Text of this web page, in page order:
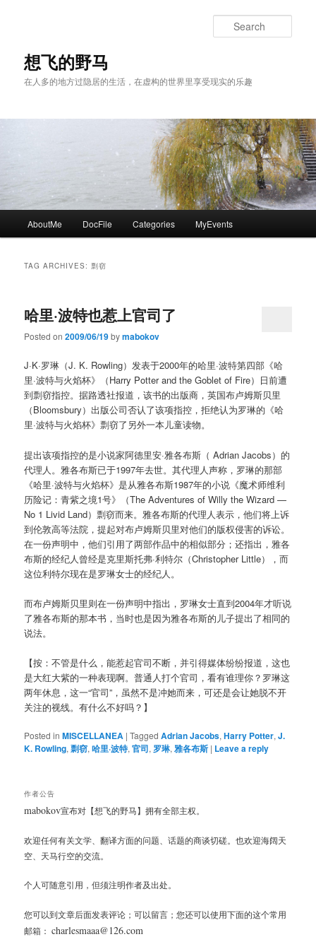
content
content想飞的野马
在人多的地方过隐居的生活，在虚构的世界里享受现实的乐趣
AboutMe DocFile Categories MyEvents
TAG ARCHIVES:剽窃
哈里·波特也惹上官司了
Posted on2009/06/19bymabokov
J·K·罗琳（J. K. Rowling）发表于2000年的哈里·波特第四部《哈
里·波特与火焰杯》（Harry Potter and the Goblet of Fire）日前遭
到剽窃指控。据路透社报道，该书的出版商，英国布卢姆斯贝里
（Bloomsbury）出版公司否认了该项指控，拒绝认为罗琳的《哈
里·波特与火焰杯》剽窃了另外一本儿童读物。
提出该项指控的是小说家阿德里安·雅各布斯（ Adrian Jacobs）的
代理人。雅各布斯已于1997年去世。其代理人声称，罗琳的那部
《哈里·波特与火焰杯》是从雅各布斯1987年的小说《魔术师维利
历险记：青紫之境1号》（The Adventures of Willy the Wizard —
No 1 Livid Land）剽窃而来。雅各布斯的代理人表示，他们将上诉
到伦敦高等法院，提起对布卢姆斯贝里对他们的版权侵害的诉讼。
在一份声明中，他们引用了两部作品中的相似部分；还指出，雅各
布斯的经纪人曾经是克里斯托弗·利特尔（Christopher Little），而
这位利特尔现在是罗琳女士的经纪人。
而布卢姆斯贝里则在一份声明中指出，罗琳女士直到2004年才听说
了雅各布斯的那本书，当时也是因为雅各布斯的儿子提出了相同的
说法。
【按：不管是什么，能惹起官司不断，并引得媒体纷纷报道，这也
是大红大紫的一种表现啊。普通人打个官司，看有谁理你？罗琳这
两年休息，这一“官司”，虽然不是冲她而来，可还是会让她脱不开
关注的视线。有什么不好吗？】
Posted in MISCELLANEA |Tagged Adrian Jacobs,Harry Potter,J.
K. Rowling,剽窃,哈里·波特,官司, 罗琳,雅各布斯 | Leave a reply
作者公告
mabokov宣布对【想飞的野马】拥有全部主权。
欢迎任何有关文学、翻译方面的问题、话题的商谈切磋。也欢迎海阔天
空、天马行空的交流。
个人可随意引用，但须注明作者及出处。
您可以到文章后面发表评论；可以留言；您还可以使用下面的这个常用
邮箱： charlesmaaa@126.com